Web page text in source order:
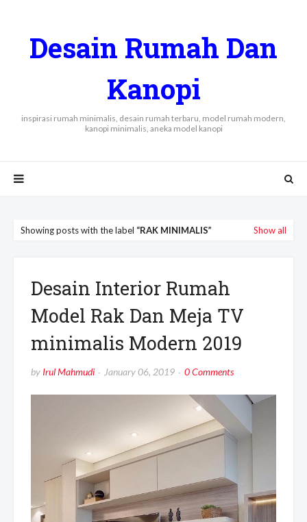
Desain Rumah Dan
Kanopi
inspirasi rumah minimalis, desain rumah terbaru, model rumah modern,
kanopi minimalis, aneka model kanopi
Showing posts with the label RAK MINIMALIS Show all
Desain Interior Rumah
Model Rak Dan Meja TV
minimalis Modern 2019
by Irul Mahmudi January 06, 2019 0 Comments